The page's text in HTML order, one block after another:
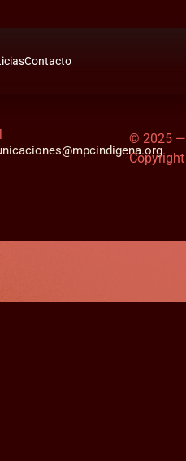
Contacto
© 2025 —
Copyright